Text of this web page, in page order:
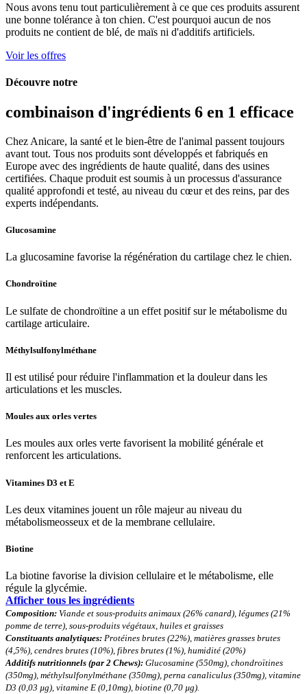
Nous avons tenu tout particulièrement à ce que ces produits assurent
une bonne tolérance à ton chien. C'est pourquoi aucun de nos
produits ne contient de blé, de maïs ni d'additifs artificiels.
Voir les offres
Découvre notre
combinaison d'ingrédients 6 en 1 efficace
Chez Anicare, la santé et le bien-être de l'animal passent toujours
avant tout. Tous nos produits sont développés et fabriqués en
Europe avec des ingrédients de haute qualité, dans des usines
certifiées. Chaque produit est soumis à un processus d'assurance
qualité approfondi et testé, au niveau du cœur et des reins, par des
experts indépendants.
Glucosamine
La glucosamine favorise la régénération du cartilage chez le chien.
Chondroïtine
Le sulfate de chondroïtine a un effet positif sur le métabolisme du
cartilage articulaire.
Méthylsulfonylméthane
Il est utilisé pour réduire l'inflammation et la douleur dans les
articulations et les muscles.
Moules aux orles vertes
Les moules aux orles verte favorisent la mobilité générale et
renforcent les articulations.
Vitamines D3 et E
Les deux vitamines jouent un rôle majeur au niveau du
métabolismeosseux et de la membrane cellulaire.
Biotine
La biotine favorise la division cellulaire et le métabolisme, elle
régule la glycémie.
Afficher tous les ingrédients
Composition: Viande et sous-produits animaux (26% canard), légumes (21%
pomme de terre), sous-produits végétaux, huiles et graisses
Constituants analytiques: Protéines brutes (22%), matières grasses brutes
(4,5%), cendres brutes (10%), fibres brutes (1%), humidité (20%)
Additifs nutritionnels (par 2 Chews): Glucosamine (550mg), chondroïtines
(350mg), méthylsulfonylméthane (350mg), perna canaliculus (350mg), vitamine
D3 (0,03 µg), vitamine E (0,10mg), biotine (0,70 µg).